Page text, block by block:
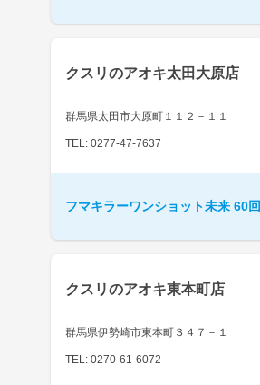
クスリのアオキ太田大原店
群馬県太田市大原町１１２－１１
TEL: 0277-47-7637
フマキラーワンショット未来 60回
クスリのアオキ東本町店
群馬県伊勢崎市東本町３４７－１
TEL: 0270-61-6072